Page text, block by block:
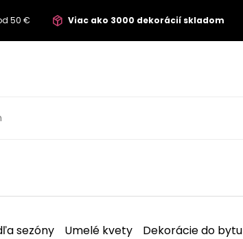
50 € Viac ako 3000 dekorácií skladom
sezóny Umelé kvety Dekorácie do bytu